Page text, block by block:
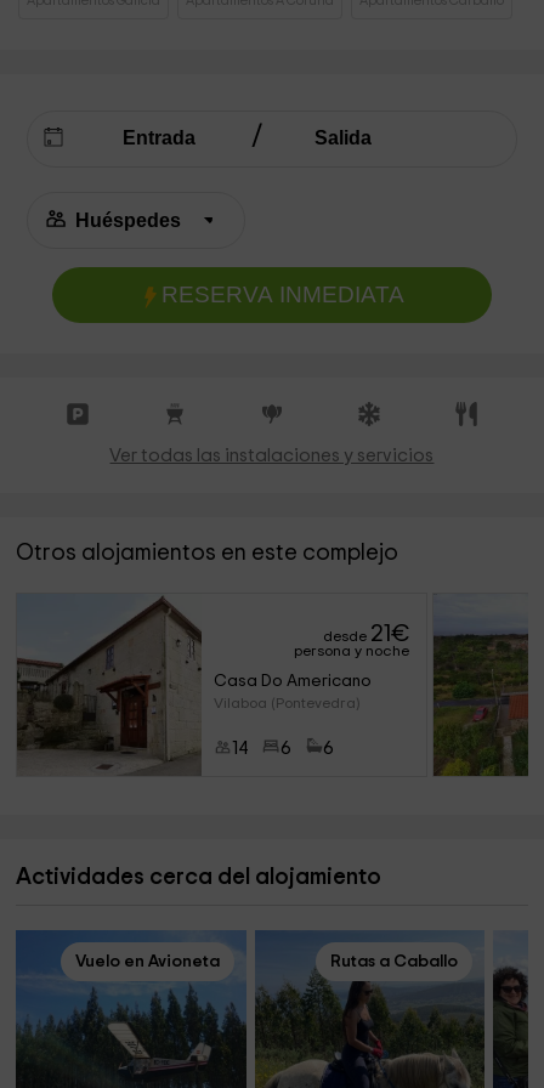
RESERVA INMEDIATA
Ver todas las instalaciones y servicios
Otros alojamientos en este complejo
desde 21€
persona y noche
Casa Do Americano
Vilaboa (Pontevedra)
14 6 6
Actividades cerca del alojamiento
Vuelo en Avioneta Rutas a Caballo